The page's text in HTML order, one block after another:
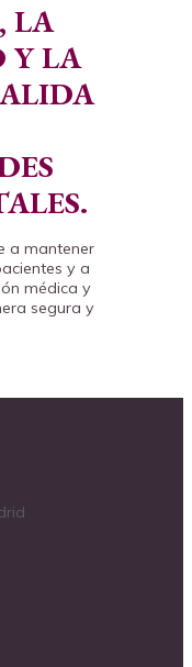
LA
Y LA
a mantener
y a
médica y
segura y